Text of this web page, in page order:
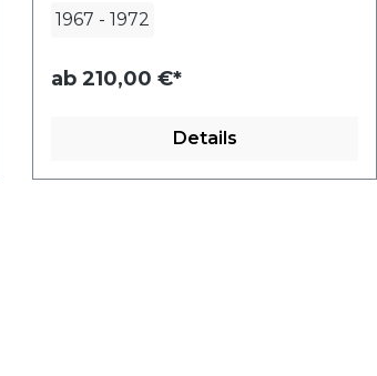
1967 - 1972
ab 210,00 €*
Details